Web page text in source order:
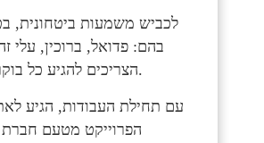
לכביש משמעות ביטחונית,
בהם: פדואל, ברוכין, עלי
הצריכים להגיע כל בוקר למקומות העבודה במרכז תוך שהם עוברים כיום דרך הכפר הפלסטיני העויין לובאן.
עם תחילת העבודות, הגיע
הפרוייקט מטעם חברת